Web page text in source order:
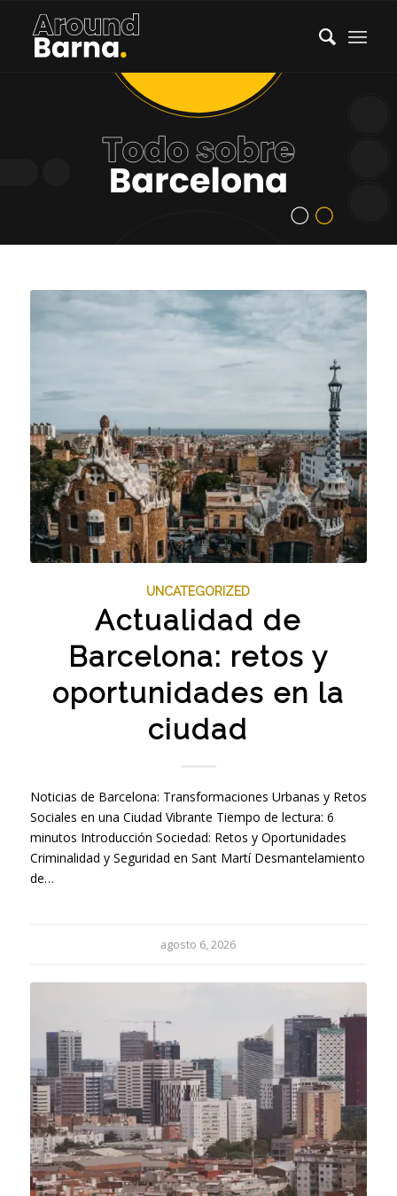
UNCATEGORIZED
Actualidad de
Barcelona: retos y
oportunidades en la
ciudad
Noticias de Barcelona: Transformaciones Urbanas y Retos
Sociales en una Ciudad Vibrante Tiempo de lectura: 6
minutos Introducción Sociedad: Retos y Oportunidades
Criminalidad y Seguridad en Sant Martí Desmantelamiento
de…
agosto 6, 2026